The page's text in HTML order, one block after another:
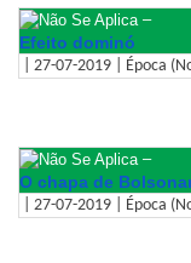
–
Efeito dominó
| 27-07-2019 | Época
–
O chapa de
| 27-07-2019 | Época